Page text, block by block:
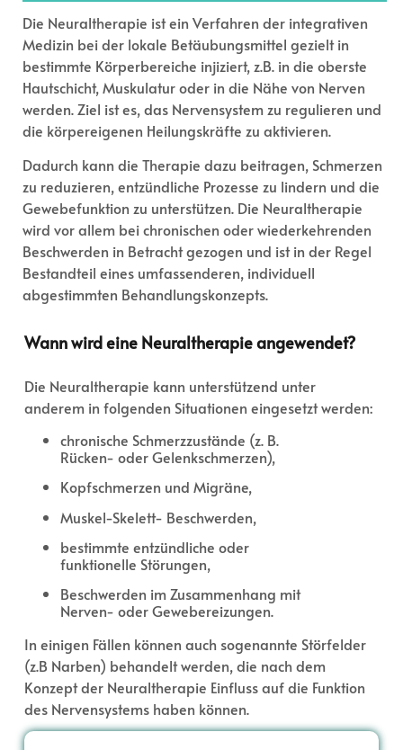
Die Neuraltherapie ist ein Verfahren der integrativen
Medizin bei der lokale Betäubungsmittel gezielt in
bestimmte Körperbereiche injiziert, z.B. in die oberste
Hautschicht, Muskulatur oder in die Nähe von Nerven
werden. Ziel ist es, das Nervensystem zu regulieren und
die körpereigenen Heilungskräfte zu aktivieren.
Dadurch kann die Therapie dazu beitragen, Schmerzen
zu reduzieren, entzündliche Prozesse zu lindern und die
Gewebefunktion zu unterstützen. Die Neuraltherapie
wird vor allem bei chronischen oder wiederkehrenden
Beschwerden in Betracht gezogen und ist in der Regel
Bestandteil eines umfassenderen, individuell
abgestimmten Behandlungskonzepts.
Wann wird eine Neuraltherapie angewendet?
Die Neuraltherapie kann unterstützend unter
anderem in folgenden Situationen eingesetzt werden:
chronische Schmerzzustände (z. B.
Rücken- oder Gelenkschmerzen),
Kopfschmerzen und Migräne,
Muskel-Skelett- Beschwerden,
bestimmte entzündliche oder
funktionelle Störungen,
Beschwerden im Zusammenhang mit
Nerven- oder Gewebereizungen.
In einigen Fällen können auch sogenannte Störfelder
(z.B Narben) behandelt werden, die nach dem
Konzept der Neuraltherapie Einfluss auf die Funktion
des Nervensystems haben können.